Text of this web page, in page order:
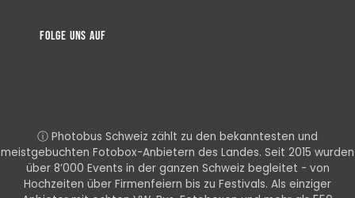
Folge uns auf
ⓘ Photobus Schweiz zählt zu den bekanntesten und
meistgebuchten Fotobox-Anbietern des Landes. Seit 2015 wurden
über 8’000 Events in der ganzen Schweiz begleitet - von
Hochzeiten über Firmenfeiern bis zu Festivals. Als einziger